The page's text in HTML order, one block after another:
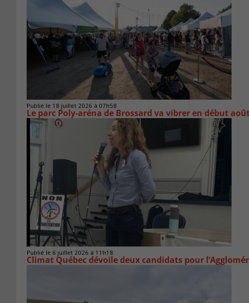
Publié le 18 juillet 2026 à 07h58
Le parc Poly-aréna de Brossard va vibrer en début
Publié le 6 juillet 2026 à 11h18
Climat Québec dévoile deux candidats pour